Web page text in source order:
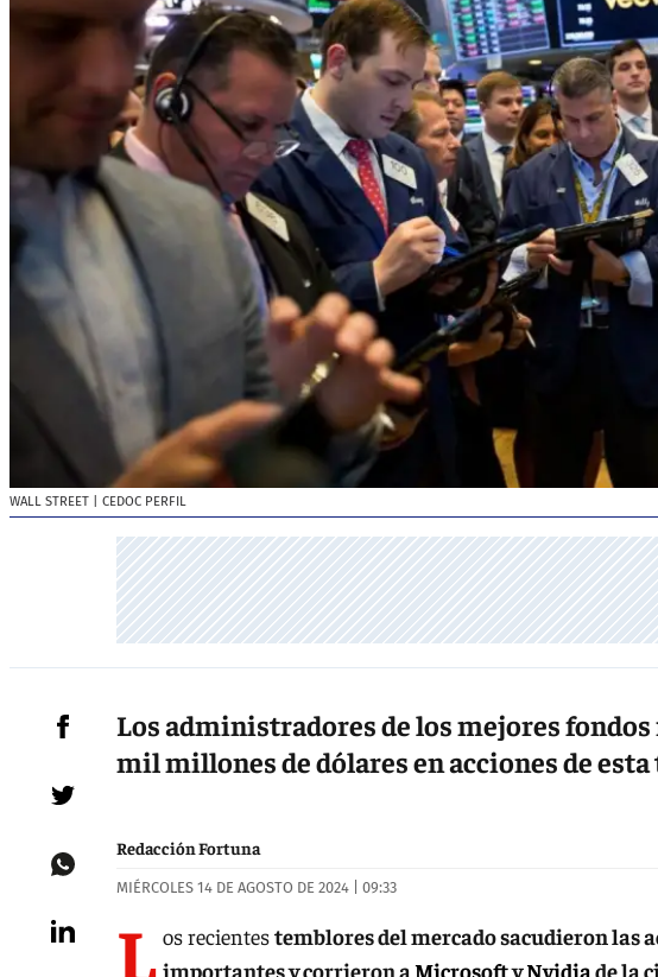
WALL STREET | CEDOC PERFIL
Los administradores de los mejores
mil millones de dólares en acciones de
Redacción Fortuna
MIÉRCOLES 14 DE AGOSTO DE 2024 | 09:33
L os recientestemblores del mercado sacudieron las
importantes y corrieron aMicrosoftyNvidiade la